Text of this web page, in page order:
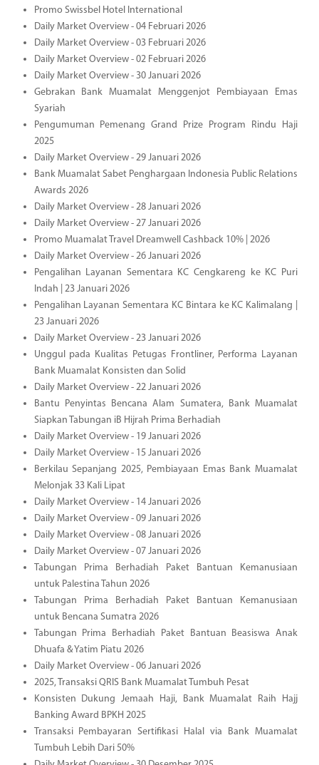
Promo Swissbel Hotel International
Daily Market Overview - 04 Februari 2026
Daily Market Overview - 03 Februari 2026
Daily Market Overview - 02 Februari 2026
Daily Market Overview - 30 Januari 2026
Gebrakan Bank Muamalat Menggenjot Pembiayaan Emas
Syariah
Pengumuman Pemenang Grand Prize Program Rindu Haji
2025
Daily Market Overview - 29 Januari 2026
Bank Muamalat Sabet Penghargaan Indonesia Public Relations
Awards 2026
Daily Market Overview - 28 Januari 2026
Daily Market Overview - 27 Januari 2026
Promo Muamalat Travel Dreamwell Cashback 10% | 2026
Daily Market Overview - 26 Januari 2026
Pengalihan Layanan Sementara KC Cengkareng ke KC Puri
Indah | 23 Januari 2026
Pengalihan Layanan Sementara KC Bintara ke KC Kalimalang |
23 Januari 2026
Daily Market Overview - 23 Januari 2026
Unggul pada Kualitas Petugas Frontliner, Performa Layanan
Bank Muamalat Konsisten dan Solid
Daily Market Overview - 22 Januari 2026
Bantu Penyintas Bencana Alam Sumatera, Bank Muamalat
Siapkan Tabungan iB Hijrah Prima Berhadiah
Daily Market Overview - 19 Januari 2026
Daily Market Overview - 15 Januari 2026
Berkilau Sepanjang 2025, Pembiayaan Emas Bank Muamalat
Melonjak 33 Kali Lipat
Daily Market Overview - 14 Januari 2026
Daily Market Overview - 09 Januari 2026
Daily Market Overview - 08 Januari 2026
Daily Market Overview - 07 Januari 2026
Tabungan Prima Berhadiah Paket Bantuan Kemanusiaan
untuk Palestina Tahun 2026
Tabungan Prima Berhadiah Paket Bantuan Kemanusiaan
untuk Bencana Sumatra 2026
Tabungan Prima Berhadiah Paket Bantuan Beasiswa Anak
Dhuafa & Yatim Piatu 2026
Daily Market Overview - 06 Januari 2026
2025, Transaksi QRIS Bank Muamalat Tumbuh Pesat
Konsisten Dukung Jemaah Haji, Bank Muamalat Raih Hajj
Banking Award BPKH 2025
Transaksi Pembayaran Sertifikasi Halal via Bank Muamalat
Tumbuh Lebih Dari 50%